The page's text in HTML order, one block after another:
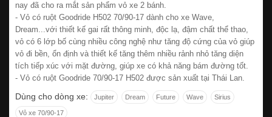
nay đã cho ra mắt sản phẩm vỏ xe 2 bánh.
- Vỏ có ruột Goodride H502 70/90-17 dành cho xe Wave,
Dream...với thiết kế gai rất thông minh, độc lạ, đậm chất thể thao,
vỏ có 6 lớp bố cùng nhiều công nghệ như tăng độ cứng của vỏ giúp
vỏ đi bền, ổn định và thiết kế tăng thêm nhiều rảnh nhỏ tăng diện
tích tiếp xúc với mặt đường, giúp xe có khả năng bám đường tốt.
- Vỏ có ruột Goodride 70/90-17 H502 được sản xuất tại Thái Lan.
Dùng cho dòng xe: Jupiter Dream Future Wave Sirius
Vỏ xe 70/90-17